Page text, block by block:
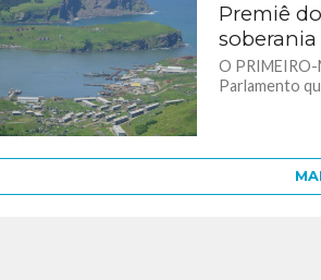
Premiê
O PRIMEIRO-
Parlamento